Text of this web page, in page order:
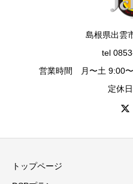
島根県出雲
tel
営業時間 月〜土 9:00
定休
トップページ